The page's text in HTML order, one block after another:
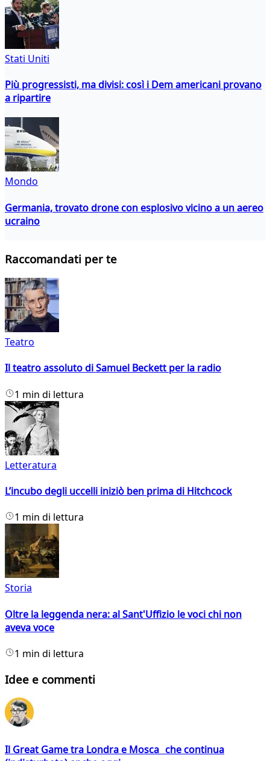
Stati Uniti
Più progressisti, ma divisi: così i Dem americani provano
a ripartire
Mondo
Germania, trovato drone con esplosivo vicino a un aereo
ucraino
Raccomandati per te
Teatro
Il teatro assoluto di Samuel Beckett per la radio
1 min di lettura
Letteratura
L’incubo degli uccelli iniziò ben prima di Hitchcock
1 min di lettura
Storia
Oltre la leggenda nera: al Sant'Uffizio le voci chi non
aveva voce
1 min di lettura
Idee e commenti
Il Great Game tra Londra e Mosca che continua